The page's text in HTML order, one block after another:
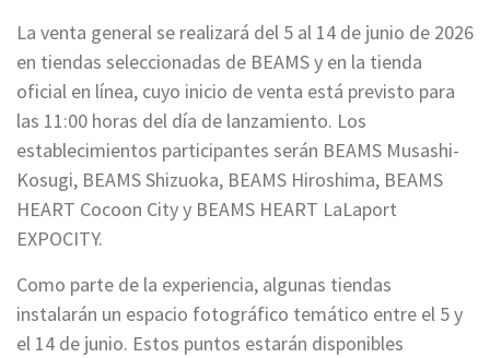
La venta general se realizará del 5 al 14 de junio de 2026
en tiendas seleccionadas de BEAMS y en la tienda
oficial en línea, cuyo inicio de venta está previsto para
las 11:00 horas del día de lanzamiento. Los
establecimientos participantes serán BEAMS Musashi-
Kosugi, BEAMS Shizuoka, BEAMS Hiroshima, BEAMS
HEART Cocoon City y BEAMS HEART LaLaport
EXPOCITY.
Como parte de la experiencia, algunas tiendas
instalarán un espacio fotográfico temático entre el 5 y
el 14 de junio. Estos puntos estarán disponibles